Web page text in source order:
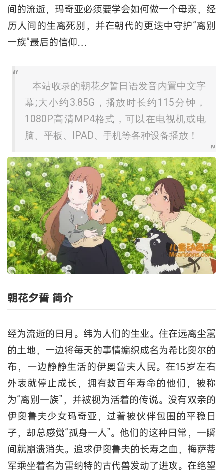
间的流逝，玛奇亚必须要学会如何做一个母亲，经
历人间的生离死别，并在朝代的更迭中守护“离别
一族”最后的信仰…
本站收录的朝花夕誓日语发音内置中文字
幕;大小约3.85G，播放时长约115分钟，
1080P高清MP4格式，可以在电视机或电
脑、平板、IPAD、手机等各种设备播放！
朝花夕誓 简介
经为流逝的日月。纬为人们的生业。住在远离尘嚣
的土地，一边将每天的事情编织成名为希比奥尔的
布，一边静静生活的伊奥鲁夫人民。在15岁左右
外表就停止成长，拥有数百年寿命的他们，被称
为“离别一族”，并被视为活着的传说。没有双亲的
伊奥鲁夫少女玛奇亚，过着被伙伴包围的平稳日
子，却总感觉“孤身一人”。他们的这种日常，一瞬
间就崩溃消失。追求伊奥鲁夫的长寿之血，梅萨蒂
军乘坐着名为雷纳特的古代兽发动了进攻。在绝望